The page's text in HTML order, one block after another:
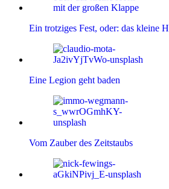
Ein trotziges Fest, oder: das kleine
Eine Legion geht baden
Vom Zauber des Zeitstaubs